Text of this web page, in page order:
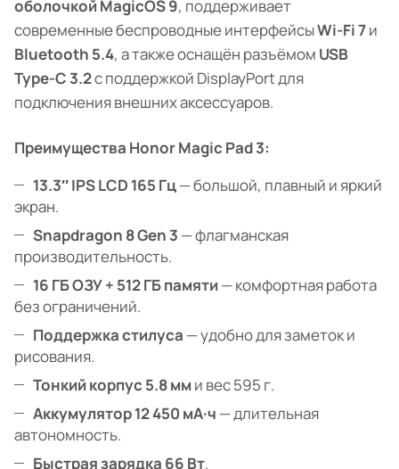
оболочкой MagicOS 9, поддерживает
современные беспроводные интерфейсыWi-Fi 7и
Bluetooth 5.4, а также оснащён разъёмом USB
Type-C 3.2с поддержкой DisplayPort для
подключения внешних аксессуаров.
Преимущества Honor Magic Pad 3:
13.3″ IPS LCD 165 Гц— большой, плавный и яркий
экран.
Snapdragon 8 Gen 3 — флагманская
производительность.
16 ГБ ОЗУ + 512 ГБ памяти— комфортная работа
без ограничений.
Поддержка стилуса — удобно для заметок и
рисования.
Тонкий корпус 5.8 мм и вес 595 г.
Аккумулятор 12 450 мА·ч — длительная
автономность.
Быстрая зарядка 66 Вт.